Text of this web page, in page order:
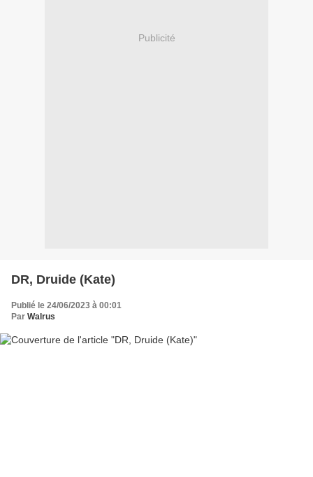
Publicité
DR, Druide (Kate)
Publié le 24/06/2023 à 00:01
Par Walrus